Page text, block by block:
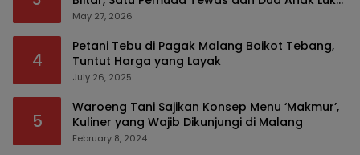
Serius
May 27, 2026
4
Petani Tebu di Pagak Malang Boikot Tebang,
Tuntut Harga yang Layak
July 26, 2025
5
Waroeng Tani Sajikan Konsep Menu ‘Makmur’,
Kuliner yang Wajib Dikunjungi di Malang
February 8, 2024